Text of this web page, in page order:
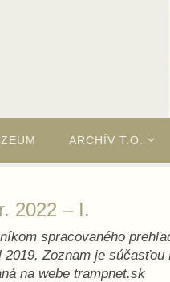
ARCHÍV T.O.
2022 – I.
spracovaného
Zoznam je
na webe trampnet.sk